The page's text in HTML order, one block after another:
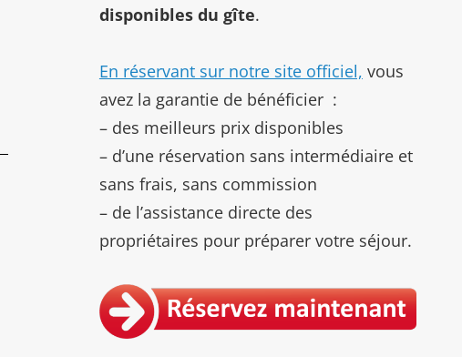
disponibles du gîte.
En réservant sur notre site officiel, vous
avez la garantie de bénéficier :
– des meilleurs prix disponibles
– d’une réservation sans intermédiaire et
sans frais, sans commission
– de l’assistance directe des
propriétaires pour préparer votre séjour.